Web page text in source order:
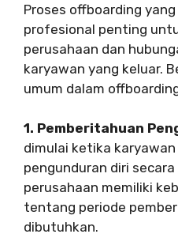
Proses offboarding
profesional penting
perusahaan dan
karyawan yang keluar.
umum dalam
1. Pemberitahuan
dimulai ketika
pengunduran diri
perusahaan memiliki
tentang periode
dibutuhkan.